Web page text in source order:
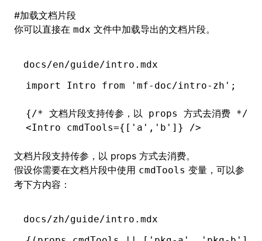
#加载文档片段
你可以直接在 mdx 文件中加载导出的文档片段。
docs/en/guide/intro.mdx
import
Intro from 'mf-doc/intro-zh' ;
{/* 文档片段支持传参，以 props 方式去消费 */
<Intro cmdTools={[ 'a' , 'b' ]} />
文档片段支持传参，以 props 方式去消费。
假设你需要在文档片段中使用 cmdTools 变量，可以参
考下方内容：
docs/zh/guide/intro.mdx